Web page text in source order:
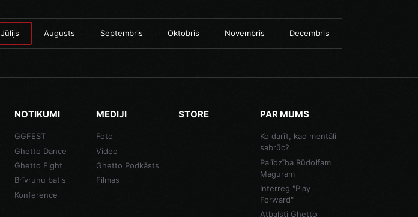
Jūlijs Augusts Septembris Oktobris Novembris Decembris
NOTIKUMI
GGFEST
Ghetto Dance
Ghetto Fight
Brīvrunu batls
Konference
MEDIJI
Foto
Video
Ghetto Podkāsts
Filmas
STORE PAR MUMS
Ko darīt, kad mentāli
sabrūc?
Palīdzība Rūdolfam
Maguram
Interreg "Play
Forward"
Atbalsti Ghetto